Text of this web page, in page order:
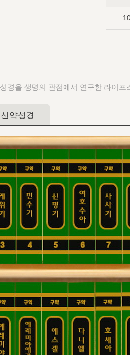
10
성경을 생명의 관점에서 연구한 라이프
신약성경